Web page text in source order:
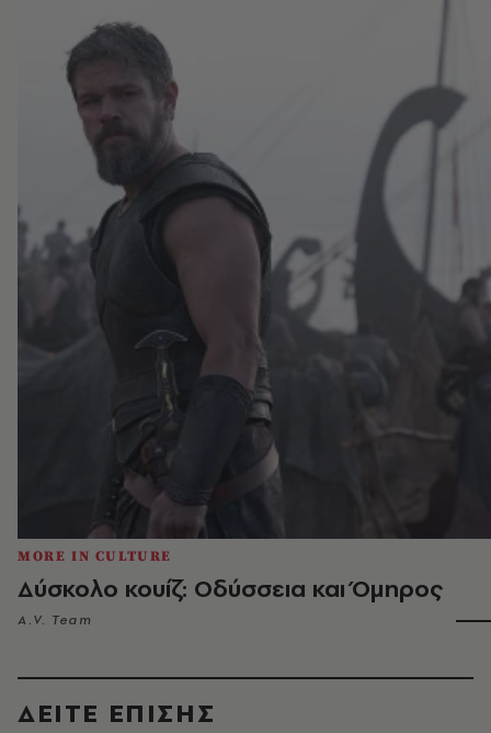
MORE IN CULTURE
Δύσκολο κουίζ: Οδύσσεια και Όμηρος
A.V. Team
ΔΕΙΤΕ ΕΠΙΣΗΣ